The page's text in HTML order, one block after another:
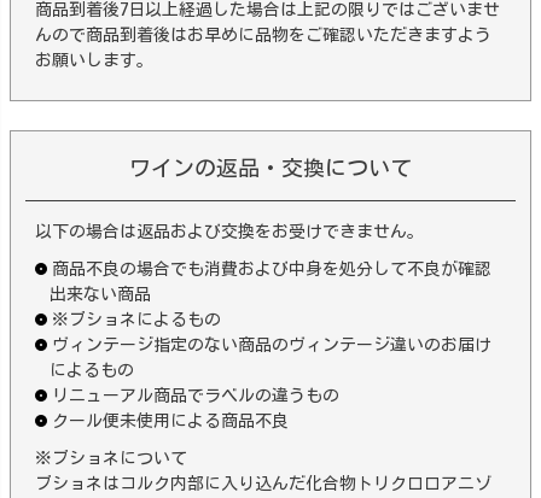
商品到着後7日以上経過した場合は上記の限りではございませ
んので商品到着後はお早めに品物をご確認いただきますよう
お願いします。
ワインの返品・交換について
以下の場合は返品および交換をお受けできません。
商品不良の場合でも消費および中身を処分して不良が確認
出来ない商品
※ブショネによるもの
ヴィンテージ指定のない商品のヴィンテージ違いのお届け
によるもの
リニューアル商品でラベルの違うもの
クール便未使用による商品不良
※ブショネについて
ブショネはコルク内部に入り込んだ化合物トリクロロアニゾ